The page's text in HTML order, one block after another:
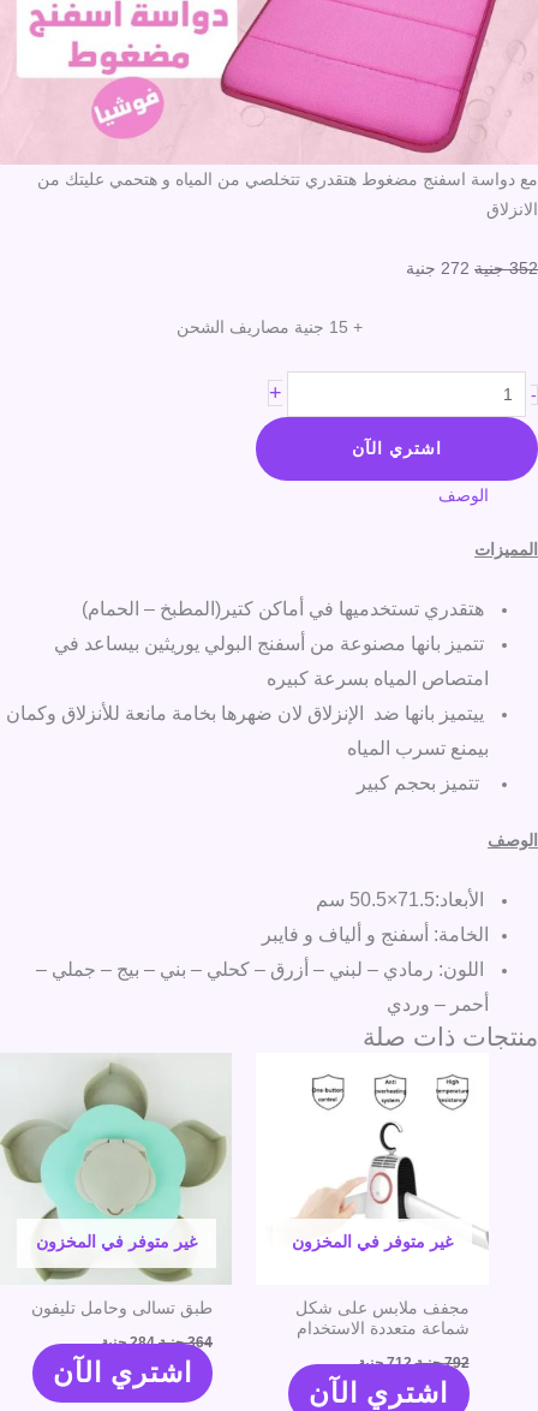
مع دواسة اسفنج مضغوط هتقدري تتخلصي من المياه و هتحمي عليتك من
الانزلاق
352 جنية 272 جنية
+ 15 جنية مصاريف الشحن
-
+
اشتري الآن
الوصف
المميزات
هتقدري تستخدميها في أماكن كتير(المطبخ – الحمام)
تتميز بانها مصنوعة من أسفنج البولي يوريثين بيساعد في
امتصاص المياه بسرعة كبيره
ييتميز بانها ضد الإنزلاق لان ضهرها بخامة مانعة للأنزلاق وكمان
بيمنع تسرب المياه
تتميز بحجم كبير
الوصف
الأبعاد:71.5×50.5 سم
الخامة: أسفنج و ألياف و فايبر
اللون: رمادي – لبني – أزرق – كحلي – بني – بيج – جملي –
أحمر – وردي
منتجات ذات صلة
غير متوفر في المخزون
مجفف ملابس على شكل
شماعة متعددة الاستخدام
792 جنية
الأصلي
هو:
792 جنية.
712 جنية
الحالي
هو:
اشتري الآن
غير متوفر في المخزون
طبق تسالى وحامل تليفون
364 جنية
السعر
الأصلي
هو:
364 جنية.
284 جنية
الحالي
هو:
284 جنية.
اشتري الآن